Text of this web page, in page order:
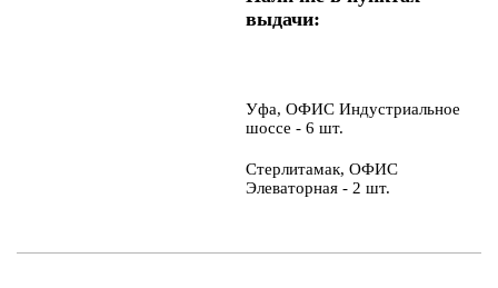
выдачи:
Уфа, ОФИС Индустриальное
шоссе - 6 шт.
Стерлитамак, ОФИС
Элеваторная - 2 шт.